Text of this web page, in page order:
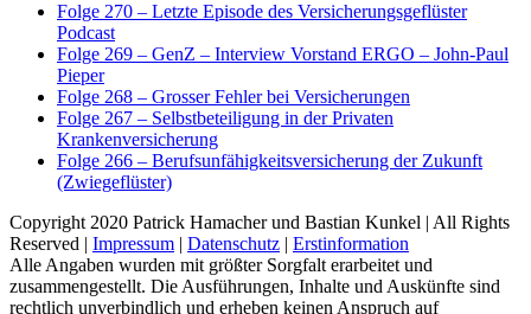
Folge 270 – Letzte Episode des Versicherungsgeflüster
Podcast
Folge 269 – GenZ – Interview Vorstand ERGO – John-Paul
Pieper
Folge 268 – Grosser Fehler bei Versicherungen
Folge 267 – Selbstbeteiligung in der Privaten
Krankenversicherung
Folge 266 – Berufsunfähigkeitsversicherung der Zukunft
(Zwiegeflüster)
Copyright 2020 Patrick Hamacher und Bastian Kunkel | All Rights
Reserved | Impressum | Datenschutz | Erstinformation
Alle Angaben wurden mit größter Sorgfalt erarbeitet und
zusammengestellt. Die Ausführungen, Inhalte und Auskünfte sind
rechtlich unverbindlich und erheben keinen Anspruch auf